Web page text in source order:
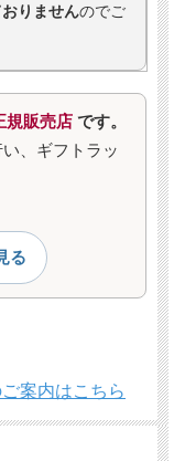
りませんのでご
規販売店 です。
、ギフトラッ
る
案内はこちら